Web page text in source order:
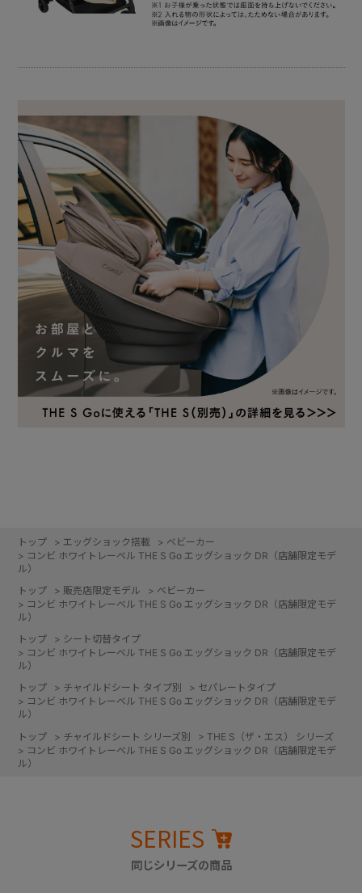
トップ > エッグショック搭載 > ベビーカー
> コンビ ホワイトレーベル THE S Go エッグショック DR（店舗限定モデ
ル）
トップ
> 販売店限定モデル > ベビーカー
> コンビ ホワイトレーベル THE S Go エッグショック DR（店舗限定モデ
ル）
トップ
> シート切替タイプ
> コンビ ホワイトレーベル THE S Go エッグショック DR（店舗限定モデ
ル）
トップ
> チャイルドシート タイプ別 > セパレートタイプ
> コンビ ホワイトレーベル THE S Go エッグショック DR（店舗限定モデ
ル）
トップ
> チャイルドシート シリーズ別 > THE S（ザ・エス） シリーズ
> コンビ ホワイトレーベル THE S Go エッグショック DR（店舗限定モデ
ル）
SERIES
同じシリーズの商品